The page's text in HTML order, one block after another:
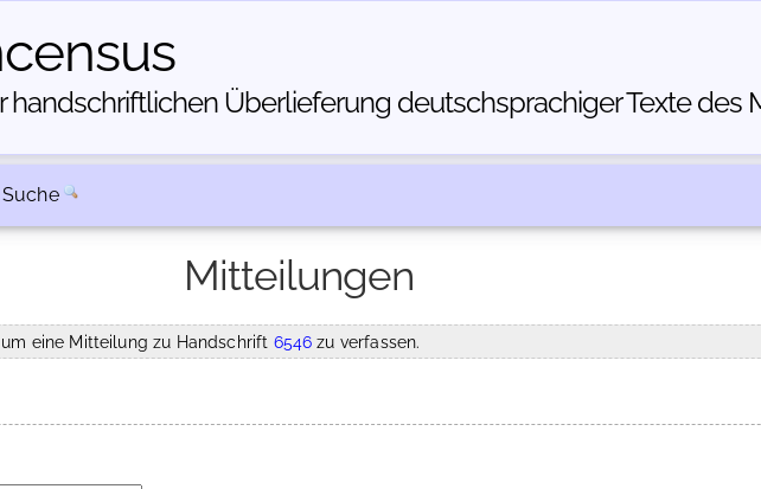
handschriftlichen Über­lieferung deutschsprachiger Texte des
Suche
Mitteilungen
eine Mitteilung zu Handschrift 6546 zu verfassen.